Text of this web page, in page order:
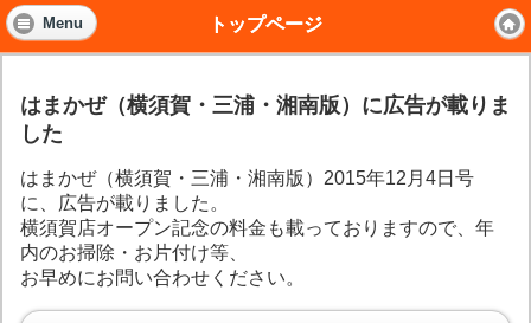
Menu トップページ
はまかぜ（横須賀・三浦・湘南版）に広告が載りま
した
はまかぜ（横須賀・三浦・湘南版）2015年12月4日号
に、広告が載りました。
横須賀店オープン記念の料金も載っておりますので、年
内のお掃除・お片付け等、
お早めにお問い合わせください。